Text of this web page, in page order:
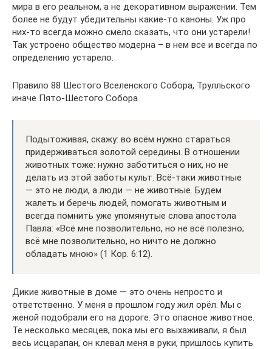
мира в его реальном, а не декоративном выражении. Тем
более не будут убедительны какие-то каноны. Уж про
них-то всегда можно смело сказать, что они устарели!
Так устроено общество модерна – в нем все и всегда по
определению устарело.
Правило 88 Шестого Вселенского Собора, Трулльского
иначе Пято-Шестого Собора
Подытоживая, скажу: во всём нужно стараться
придерживаться золотой середины. В отношении
животных тоже: нужно заботиться о них, но не
делать из этой заботы культ. Всё-таки животные
— это не люди, а люди — не животные. Будем
жалеть и беречь людей, помогать животным и
всегда помнить уже упомянутые слова апостола
Павла: «Всё мне позволительно, но не всё полезно;
всё мне позволительно, но ничто не должно
обладать мною» (1 Кор. 6:12).
Дикие животные в доме — это очень непросто и
ответственно. У меня в прошлом году жил орёл. Мы с
женой подобрали его на дороге. Это опасное животное.
Те несколько месяцев, пока мы его выхаживали, я был
весь исцарапан, он клевал меня в руки, пришлось купить